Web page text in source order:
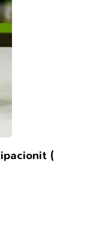
(